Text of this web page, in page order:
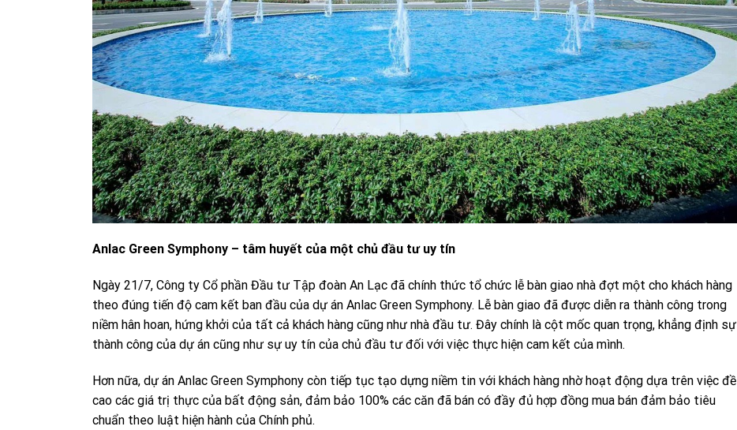
Anlac Green Symphony – tâm huyết của một chủ đầu tư uy tín
Ngày 21/7, Công ty Cổ phần Đầu tư Tập đoàn An Lạc đã chính thức tổ chức lễ bàn giao nhà đợt một cho khách hàng
theo đúng tiến độ cam kết ban đầu của dự án Anlac Green Symphony. Lễ bàn giao đã được diễn ra thành công trong
niềm hân hoan, hứng khởi của tất cả khách hàng cũng như nhà đầu tư. Đây chính là cột mốc quan trọng, khẳng định sự
thành công của dự án cũng như sự uy tín của chủ đầu tư đối với việc thực hiện cam kết của mình.
Hơn nữa, dự án Anlac Green Symphony còn tiếp tục tạo dựng niềm tin với khách hàng nhờ hoạt động dựa trên việc đề
cao các giá trị thực của bất động sản, đảm bảo 100% các căn đã bán có đầy đủ hợp đồng mua bán đảm bảo tiêu
chuẩn theo luật hiện hành của Chính phủ.